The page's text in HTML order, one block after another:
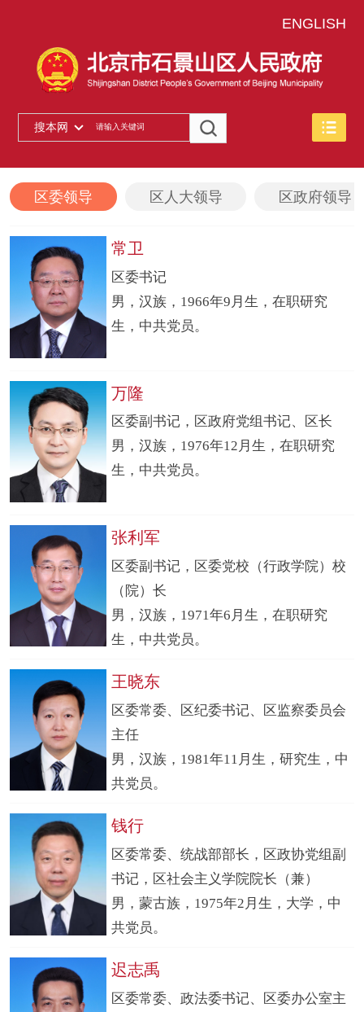
ENGLISH
搜本网
区委领导 区人大领导 区政府领导
常卫
区委书记
男，汉族，1966年9月生，在职研究
生，中共党员。
万隆
区委副书记，区政府党组书记、区长
男，汉族，1976年12月生，在职研究
生，中共党员。
张利军
区委副书记，区委党校（行政学院）校
（院）长
男，汉族，1971年6月生，在职研究
生，中共党员。
王晓东
区委常委、区纪委书记、区监察委员会
主任
男，汉族，1981年11月生，研究生，中
共党员。
钱行
区委常委、统战部部长，区政协党组副
书记，区社会主义学院院长（兼）
男，蒙古族，1975年2月生，大学，中
共党员。
迟志禹
区委常委、政法委书记、区委办公室主